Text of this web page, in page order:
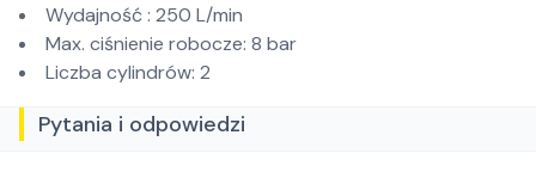
Wydajność : 250 L/min
Max. ciśnienie robocze: 8 bar
Liczba cylindrów: 2
Pytania i odpowiedzi